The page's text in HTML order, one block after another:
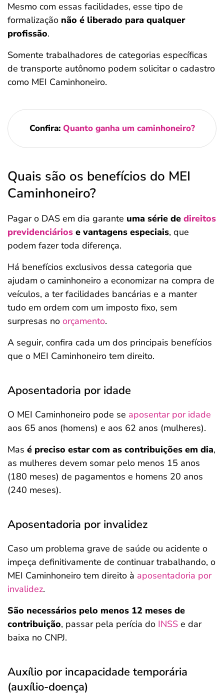
Mesmo com essas facilidades, esse tipo de
formalização não é liberado para qualquer
profissão.
Somente trabalhadores de categorias específicas
de transporte autônomo podem solicitar o cadastro
como MEI Caminhoneiro.
Confira: Quanto ganha um caminhoneiro?
Quais são os benefícios do MEI
Caminhoneiro?
Pagar o DAS em dia garante uma série de direitos
previdenciários e vantagens especiais, que
podem fazer toda diferença.
Há benefícios exclusivos dessa categoria que
ajudam o caminhoneiro a economizar na compra de
veículos, a ter facilidades bancárias e a manter
tudo em ordem com um imposto fixo, sem
surpresas no orçamento.
A seguir, confira cada um dos principais benefícios
que o MEI Caminhoneiro tem direito.
Aposentadoria por idade
O MEI Caminhoneiro pode se aposentar por idade
aos 65 anos (homens) e aos 62 anos (mulheres).
Mas é preciso estar com as contribuições em dia,
as mulheres devem somar pelo menos 15 anos
(180 meses) de pagamentos e homens 20 anos
(240 meses).
Aposentadoria por invalidez
Caso um problema grave de saúde ou acidente o
impeça definitivamente de continuar trabalhando, o
MEI Caminhoneiro tem direito à aposentadoria por
invalidez.
São necessários pelo menos 12 meses de
contribuição, passar pela perícia do INSS e dar
baixa no CNPJ.
Auxílio por incapacidade temporária
(auxílio-doença)